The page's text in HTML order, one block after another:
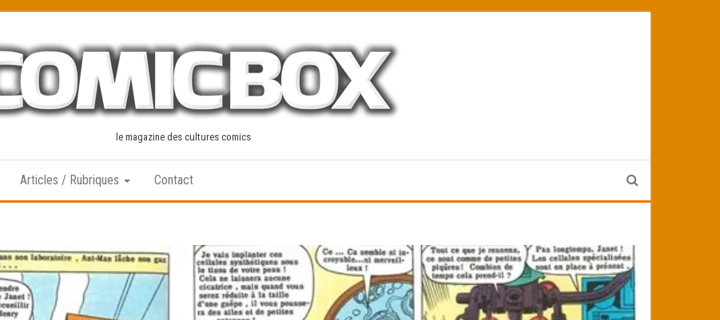
le magazine des cultures comics
Articles / Rubriques Contact